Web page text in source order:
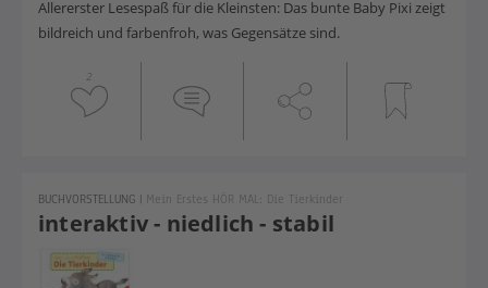
Allererster Lesespaß für die Kleinsten: Das bunte Baby Pixi zeigt
bildreich und farbenfroh, was Gegensätze sind.
2
interaktiv - niedlich - stabil
BUCHVORSTELLUNG | Mein Erstes HÖR MAL: Die Tierkinder